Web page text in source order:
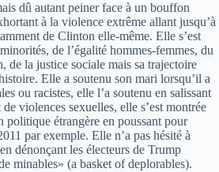
dû autant peiner face à un bouffon
à la violence extrême allant jusqu’à
de Clinton elle-même. Elle s’est
de l’égalité hommes-femmes, du
de la justice sociale mais sa trajectoire
Elle a soutenu son mari lorsqu’il a
ou racistes, elle l’a soutenu en salissant
violences sexuelles, elle s’est montrée
politique étrangère en poussant pour
par exemple. Elle n’a pas hésité à
dénonçant les électeurs de Trump
minables» (a basket of deplorables).